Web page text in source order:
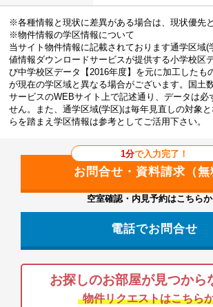
※各種情報と現状に差異がある場合は、現状優先
※物件情報の学区情報について
当サイト物件情報に記載されております通学区域(
値情報ダウンロードサービスが提供する小学校区
び中学校区データ【2016年度】を元に加工したも
が現在の学区域と異なる場合がございます。国土
サービスのWEBサイト上で記述通り、データは必
せん。また、通学区域(学区)は毎年見直しの対象
らを踏まえ学区情報は参考としてご活用下さい。
1分で入力完了！
空室確認・内見予約はこちら
電話でお問合せ
お探しのお部屋が見つから
物件リクエストはこちら